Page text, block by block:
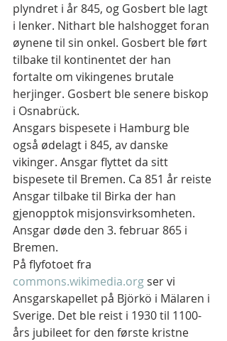
plyndret i år 845, og Gosbert ble lagt
i lenker. Nithart ble halshogget foran
øynene til sin onkel. Gosbert ble ført
tilbake til kontinentet der han
fortalte om vikingenes brutale
herjinger. Gosbert ble senere biskop
i Osnabrück.
Ansgars bispesete i Hamburg ble
også ødelagt i 845, av danske
vikinger. Ansgar flyttet da sitt
bispesete til Bremen. Ca 851 år reiste
Ansgar tilbake til Birka der han
gjenopptok misjonsvirksomheten.
Ansgar døde den 3. februar 865 i
Bremen.
På flyfotoet fra
commons.wikimedia.org ser vi
Ansgarskapellet på Björkö i Mälaren i
Sverige. Det ble reist i 1930 til 1100-
års jubileet for den første kristne